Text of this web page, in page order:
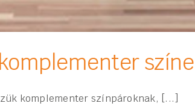
komplementer színpároknak, [...]